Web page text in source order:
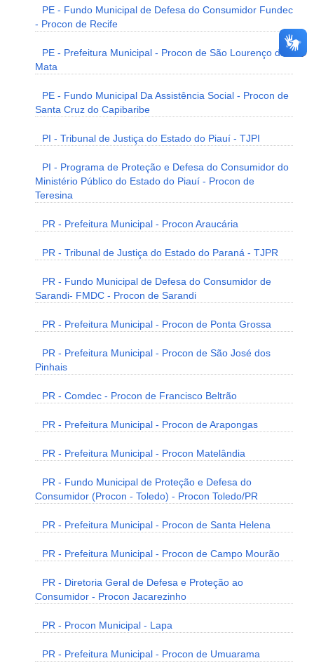
PE - Fundo Municipal de Defesa do Consumidor Fundec
- Procon de Recife
PE - Prefeitura Municipal - Procon de São Lourenço da
Mata
PE - Fundo Municipal Da Assistência Social - Procon de
Santa Cruz do Capibaribe
PI - Tribunal de Justiça do Estado do Piauí - TJPI
PI - Programa de Proteção e Defesa do Consumidor do
Ministério Público do Estado do Piauí - Procon de
Teresina
PR - Prefeitura Municipal - Procon Araucária
PR - Tribunal de Justiça do Estado do Paraná - TJPR
PR - Fundo Municipal de Defesa do Consumidor de
Sarandi- FMDC - Procon de Sarandi
PR - Prefeitura Municipal - Procon de Ponta Grossa
PR - Prefeitura Municipal - Procon de São José dos
Pinhais
PR - Comdec - Procon de Francisco Beltrão
PR - Prefeitura Municipal - Procon de Arapongas
PR - Prefeitura Municipal - Procon Matelândia
PR - Fundo Municipal de Proteção e Defesa do
Consumidor (Procon - Toledo) - Procon Toledo/PR
PR - Prefeitura Municipal - Procon de Santa Helena
PR - Prefeitura Municipal - Procon de Campo Mourão
PR - Diretoria Geral de Defesa e Proteção ao
Consumidor - Procon Jacarezinho
PR - Procon Municipal - Lapa
PR - Prefeitura Municipal - Procon de Umuarama